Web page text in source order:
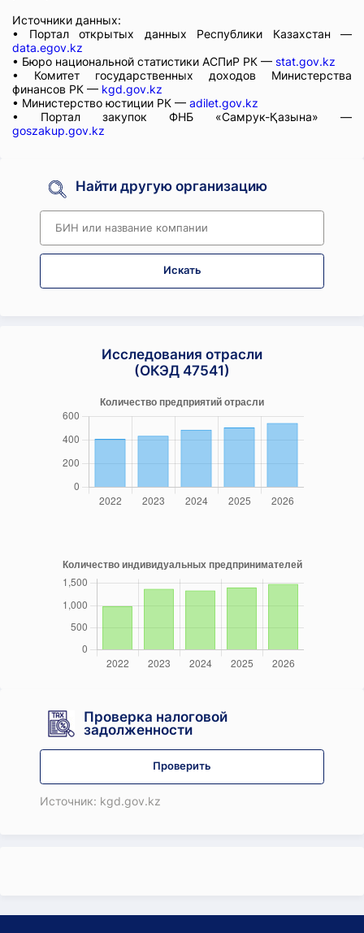
Источники данных:
• Портал открытых данных Республики Казахстан —
data.egov.kz
• Бюро национальной статистики АСПиР РК — stat.gov.kz
• Комитет государственных доходов Министерства
финансов РК — kgd.gov.kz
• Министерство юстиции РК — adilet.gov.kz
• Портал закупок ФНБ «Самрук-Қазына» —
goszakup.gov.kz
Найти другую организацию
Искать
Исследования отрасли
(ОКЭД 47541)
Проверка налоговой
задолженности
Проверить
Источник: kgd.gov.kz